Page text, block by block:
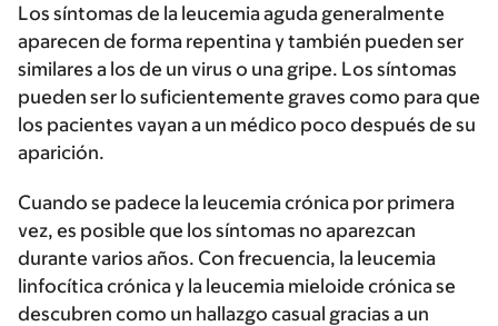
Los síntomas de la leucemia aguda generalmente
aparecen de forma repentina y también pueden ser
similares a los de un virus o una gripe. Los síntomas
pueden ser lo suficientemente graves como para que
los pacientes vayan a un médico poco después de su
aparición.
Cuando se padece la leucemia crónica por primera
vez, es posible que los síntomas no aparezcan
durante varios años. Con frecuencia, la leucemia
linfocítica crónica y la leucemia mieloide crónica se
descubren como un hallazgo casual gracias a un